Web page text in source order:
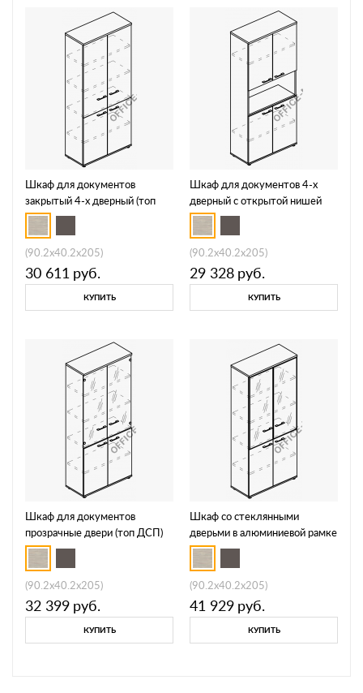
Шкаф для документов
закрытый 4-х дверный (топ
ДСП) МР 9473
(90.2x40.2x205)
30 611 руб.
КУПИТЬ
Шкаф для документов 4-х
дверный с открытой нишей
(топ ДСП) МР 9474
(90.2x40.2x205)
29 328 руб.
КУПИТЬ
Шкаф для документов
прозрачные двери (топ ДСП)
МР 9479
(90.2x40.2x205)
32 399 руб.
КУПИТЬ
Шкаф со стеклянными
дверьми в алюминиевой рамке
МР 9480
(90.2x40.2x205)
41 929 руб.
КУПИТЬ